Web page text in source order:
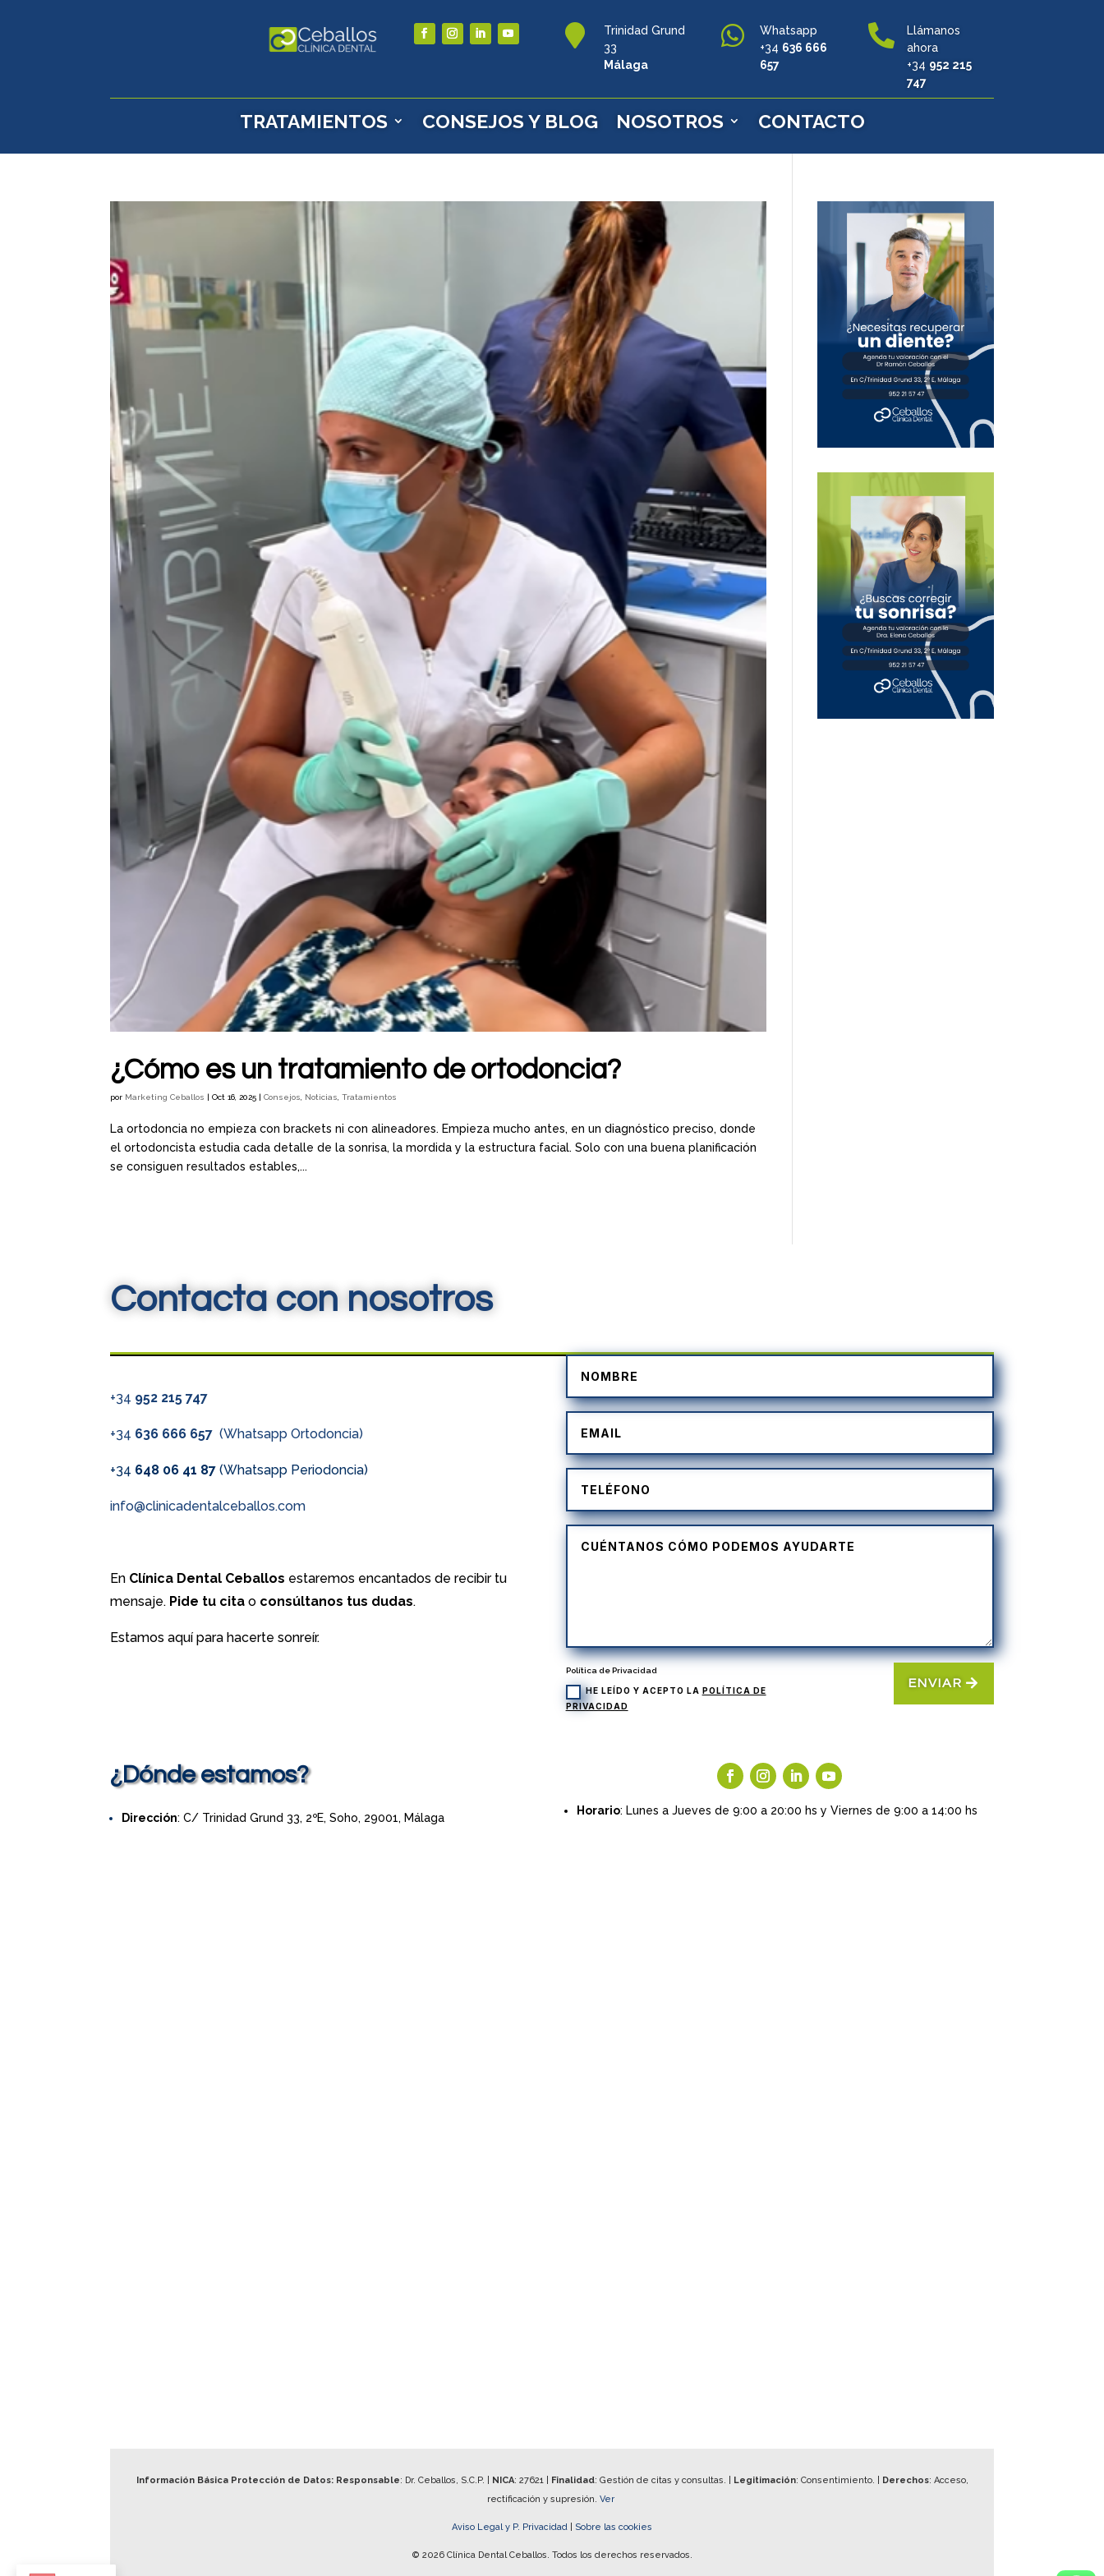

Trinidad Grund
33
Málaga

Whatsapp
+34 636 666
657

Llámanos
ahora
+34 952 215
747
TRATAMIENTOS CONSEJOS Y BLOG NOSOTROS CONTACTO
¿Cómo es un tratamiento de ortodoncia?
por Marketing Ceballos |Oct 16, 2025 |Consejos Noticias ,Tratamientos
La ortodoncia no empieza con brackets ni con alineadores. Empieza mucho antes, en un diagnóstico preciso, donde
el ortodoncista estudia cada detalle de la sonrisa, la mordida y la estructura facial. Solo con una buena planificación
se consiguen resultados estables,...
Contacta con nosotros
+34 952 215 747
+34 636 666 657(Whatsapp Ortodoncia)
+34 648 06 41 87 (Whatsapp Periodoncia)
info@clinicadentalceballos.com
En Clínica Dental Ceballos estaremos encantados de recibir tu
mensaje. Pide tu cita o consúltanos tus dudas.
Estamos aquí para hacerte sonreír.
Política de Privacidad
HE LEÍDO Y ACEPTO LA POLÍTICA DE
PRIVACIDAD
ENVIAR
¿Dónde estamos?
Dirección: C/ Trinidad Grund 33, 2ºE, Soho, 29001,Málaga
Horario: Lunes a Jueves de 9:00 a 20:00 hs y Viernes de 9:00 a 14:00 hs
Información Básica Protección de Datos: Responsable: Dr. Ceballos, S.C.P. | NICA: 27621| Finalidad: Gestión de citas y consultas. | Legitimación: Consentimiento. | Derechos: Acceso,
rectificación y supresión. Ver
Aviso Legal y P. Privacidad Sobre las cookies
© 2026 Clínica Dental Ceballos. Todos los derechos reservados.